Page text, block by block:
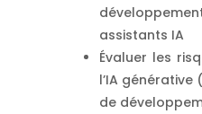
assistants IA
Évaluer les
l’IA
de